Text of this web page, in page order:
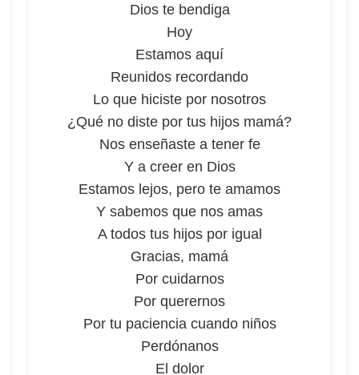
Dios te bendiga
Hoy
Estamos aquí
Reunidos recordando
Lo que hiciste por nosotros
¿Qué no diste por tus hijos mamá?
Nos enseñaste a tener fe
Y a creer en Dios
Estamos lejos, pero te amamos
Y sabemos que nos amas
A todos tus hijos por igual
Gracias, mamá
Por cuidarnos
Por querernos
Por tu paciencia cuando niños
Perdónanos
El dolor